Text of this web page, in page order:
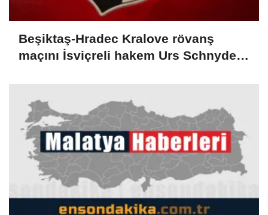
Beşiktaş-Hradec Kralove rövanş
maçını İsviçreli hakem Urs Schnyder